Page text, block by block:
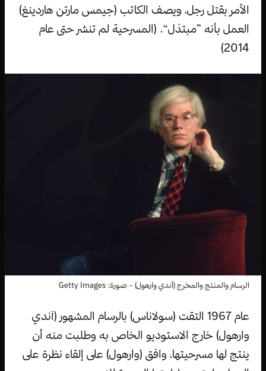
الأمر بقتل رجل، ويصف الكاتب (جيمس مارتن هاردينغ)
العمل بأنه ”مبتذل“. (المسرحية لم تنشر حتى عام
2014)
الرسام والمنتج والمخرج (أندي وارهول) – صورة: Getty Images
عام 1967 التقت (سولاناس) بالرسام المشهور (آندي
وارهول) خارج الاستوديو الخاص به وطلبت منه أن
ينتج لها مسرحيتها، وافق (وارهول) على إلقاء نظرة على